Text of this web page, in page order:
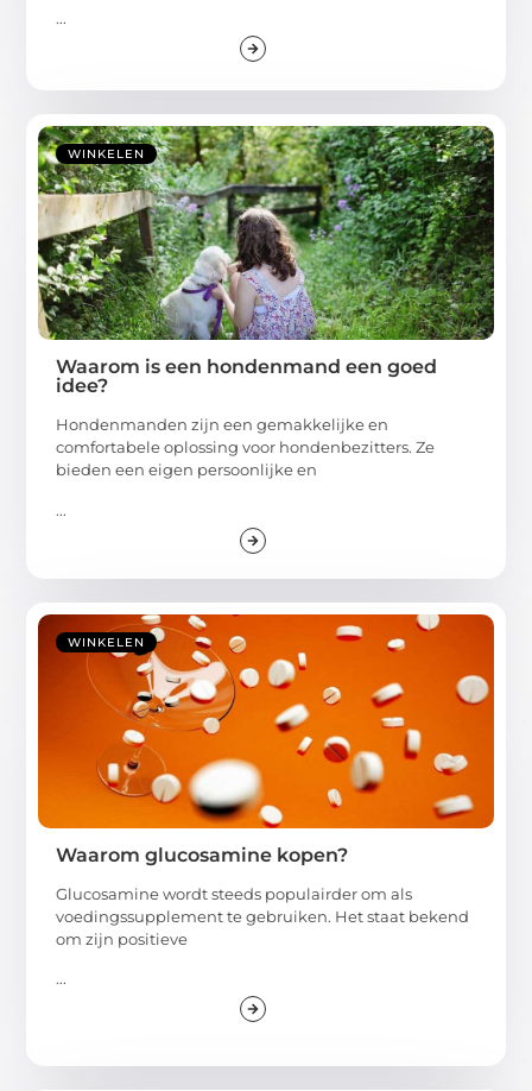
...
WINKELEN
Waarom is een hondenmand een goed
idee?
Hondenmanden zijn een gemakkelijke en
comfortabele oplossing voor hondenbezitters. Ze
bieden een eigen persoonlijke en
...
WINKELEN
Waarom glucosamine kopen?
Glucosamine wordt steeds populairder om als
voedingssupplement te gebruiken. Het staat bekend
om zijn positieve
...